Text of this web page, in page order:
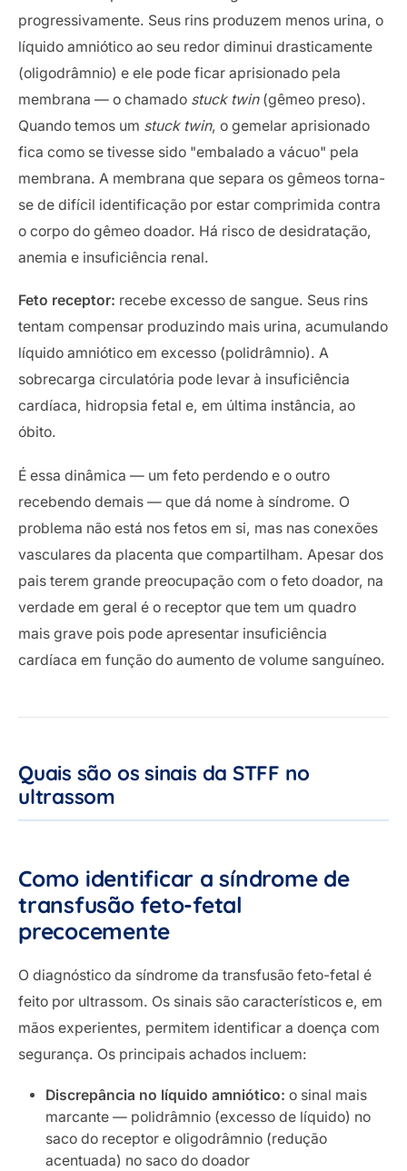
progressivamente. Seus rins produzem menos urina, o
líquido amniótico ao seu redor diminui drasticamente
(oligodrâmnio) e ele pode ficar aprisionado pela
membrana — o chamado stuck twin(gêmeo preso).
Quando temos um stuck twin, o gemelar aprisionado
fica como se tivesse sido "embalado a vácuo" pela
membrana. A membrana que separa os gêmeos torna-
se de difícil identificação por estar comprimida contra
o corpo do gêmeo doador. Há risco de desidratação,
anemia e insuficiência renal.
Feto receptor: recebe excesso de sangue. Seus rins
tentam compensar produzindo mais urina, acumulando
líquido amniótico em excesso (polidrâmnio). A
sobrecarga circulatória pode levar à insuficiência
cardíaca, hidropsia fetal e, em última instância, ao
óbito.
É essa dinâmica — um feto perdendo e o outro
recebendo demais — que dá nome à síndrome. O
problema não está nos fetos em si, mas nas conexões
vasculares da placenta que compartilham. Apesar dos
pais terem grande preocupação com o feto doador, na
verdade em geral é o receptor que tem um quadro
mais grave pois pode apresentar insuficiência
cardíaca em função do aumento de volume sanguíneo.
Quais são os sinais da STFF no
ultrassom
Como identificar a síndrome de
transfusão feto-fetal
precocemente
O diagnóstico da síndrome da transfusão feto-fetal é
feito por ultrassom. Os sinais são característicos e, em
mãos experientes, permitem identificar a doença com
segurança. Os principais achados incluem:
Discrepância no líquido amniótico: o sinal mais
marcante — polidrâmnio (excesso de líquido) no
saco do receptor e oligodrâmnio (redução
acentuada) no saco do doador